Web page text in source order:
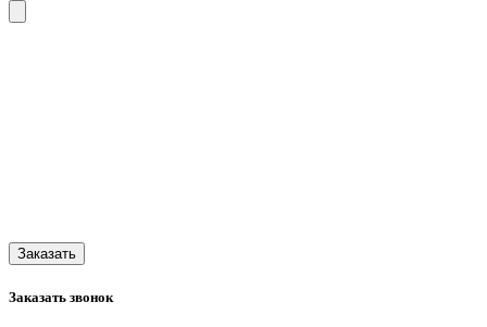
Заказать звонок